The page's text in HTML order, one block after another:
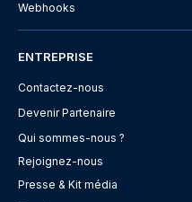
Webhooks
ENTREPRISE
Contactez-nous
Devenir Partenaire
Qui sommes-nous ?
Rejoignez-nous
Presse & Kit média